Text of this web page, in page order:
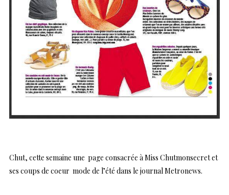
Chut, cette semaine une page consacrée àMiss Chutmonsecretet
ses coups de coeur mode de l’été dans le journalMetronews.